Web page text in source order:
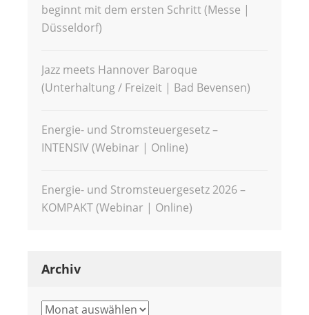
beginnt mit dem ersten Schritt (Messe |
Düsseldorf)
Jazz meets Hannover Baroque
(Unterhaltung / Freizeit | Bad Bevensen)
Energie- und Stromsteuergesetz –
INTENSIV (Webinar | Online)
Energie- und Stromsteuergesetz 2026 –
KOMPAKT (Webinar | Online)
Archiv
Archiv